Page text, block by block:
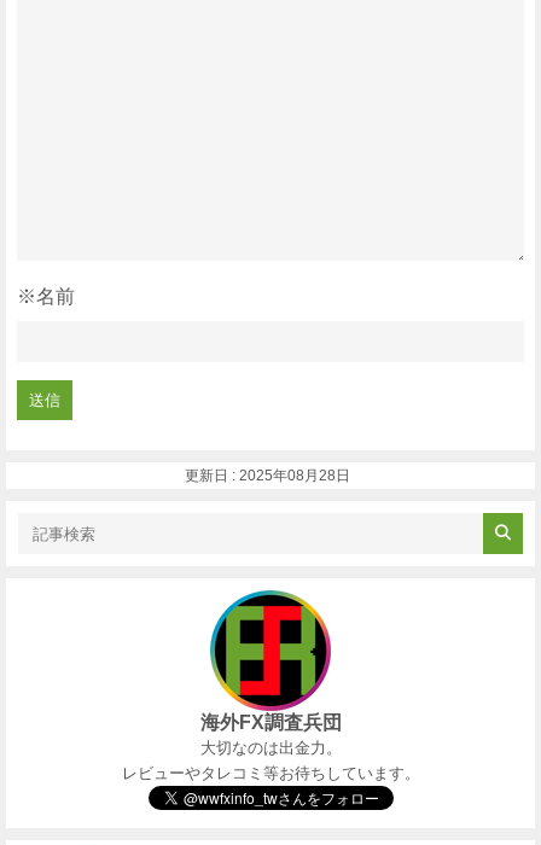
※名前
更新日 : 2025年08月28日
海外FX調査兵団
大切なのは出金力。
レビューやタレコミ等お待ちしています。